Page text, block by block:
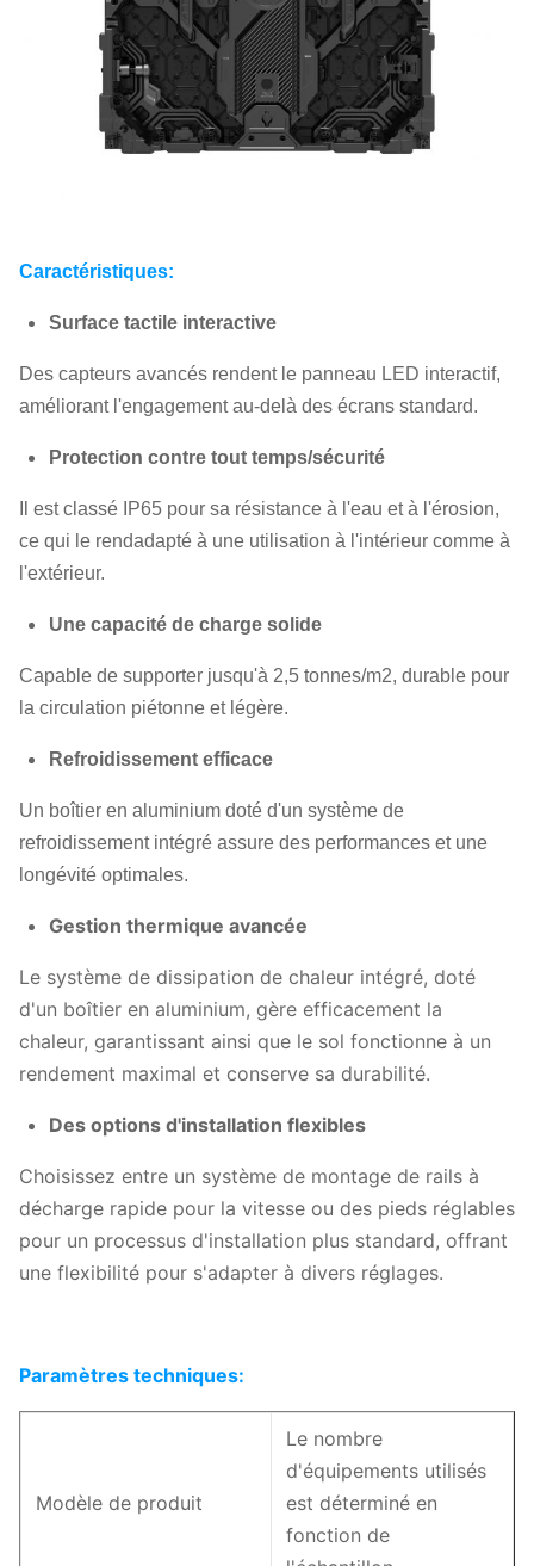
Caractéristiques:
Surface tactile interactive
Des capteurs avancés rendent le panneau LED interactif,
améliorant l'engagement au-delà des écrans standard.
Protection contre tout temps/sécurité
Il est classé IP65 pour sa résistance à l'eau et à l'érosion,
ce qui le rendadapté à une utilisation à l'intérieur comme à
l'extérieur.
Une capacité de charge solide
Capable de supporter jusqu'à 2,5 tonnes/m2, durable pour
la circulation piétonne et légère.
Refroidissement efficace
Un boîtier en aluminium doté d'un système de
refroidissement intégré assure des performances et une
longévité optimales.
Gestion thermique avancée
Le système de dissipation de chaleur intégré, doté
d'un boîtier en aluminium, gère efficacement la
chaleur, garantissant ainsi que le sol fonctionne à un
rendement maximal et conserve sa durabilité.
Des options d'installation flexibles
Choisissez entre un système de montage de rails à
décharge rapide pour la vitesse ou des pieds réglables
pour un processus d'installation plus standard, offrant
une flexibilité pour s'adapter à divers réglages.
Paramètres techniques:
Modèle de produit
Le nombre
d'équipements utilisés
est déterminé en
fonction de